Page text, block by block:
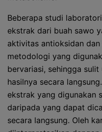
Beberapa studi
ekstrak dari buah sawo
aktivitas antioksidan
metodologi yang
bervariasi, sehingga
hasilnya secara
ekstrak yang digunakan
daripada yang dapat
secara langsung. Oleh